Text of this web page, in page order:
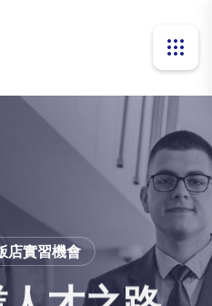
的嶄新機會
品牌開展職涯
服務的全
店實習機會
的嶄新機會
品牌開展職涯
服務的全